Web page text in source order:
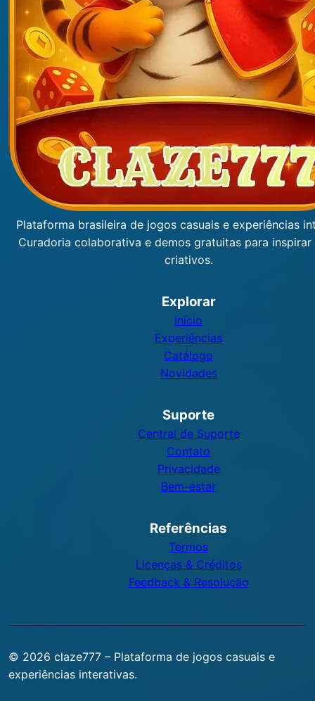
Plataforma brasileira de jogos casuais e experiências
Curadoria colaborativa e demos gratuitas para
criativos.
Explorar
Início
Experiências
Catálogo
Novidades
Suporte
Central de Suporte
Contato
Privacidade
Bem-estar
Referências
Termos
Licenças & Créditos
Feedback & Resolução
© 2026 claze777 – Plataforma de jogos casuais e
experiências interativas.